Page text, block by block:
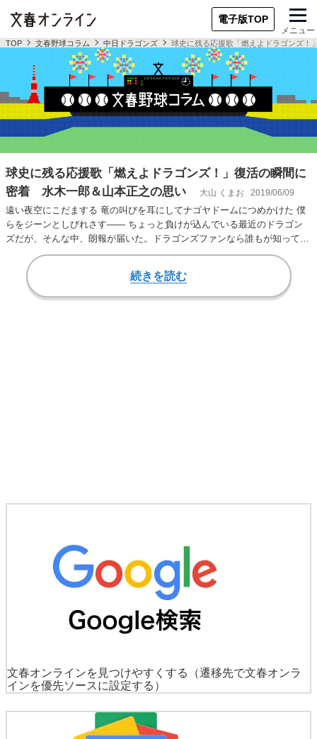
電子版TOP
メニュー
TOP 文春野球コラム 中日ドラゴンズ 球史に残る応援歌「燃えよドラゴンズ
球史に残る応援歌「燃えよドラゴンズ！」復活の瞬間に
密着 水木一郎＆山本正之の思い
大山 くまお 2019/06/09
遠い夜空にこだまする 竜の叫びを耳にしてナゴヤドームにつめかけた 僕
らをジーンとしびれさす―― ちょっと負けが込んでいる最近のドラゴン
ズだが、そんな中、朗報が届いた。ドラゴンズファンなら誰もが知ってい
ると断言できる…
続きを読む
文春オンラインを見つけやすくする
（遷移先で文春オンラ
インを優先ソースに設定する）